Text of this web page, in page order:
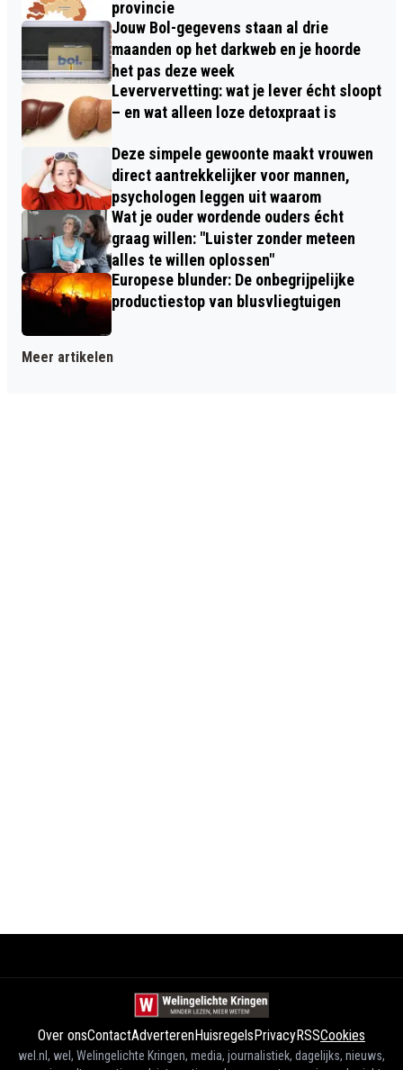
provincie
Jouw Bol-gegevens staan al drie
maanden op het darkweb en je hoorde
het pas deze week
Leververvetting: wat je lever écht sloopt
– en wat alleen loze detoxpraat is
Deze simpele gewoonte maakt vrouwen
direct aantrekkelijker voor mannen,
psychologen leggen uit waarom
Wat je ouder wordende ouders écht
graag willen: "Luister zonder meteen
alles te willen oplossen"
Europese blunder: De onbegrijpelijke
productiestop van blusvliegtuigen
Meer artikelen
Over onsContactAdverterenHuisregelsPrivacyRSSCookies
wel.nl, wel, Welingelichte Kringen, media, journalistiek, dagelijks, nieuws,